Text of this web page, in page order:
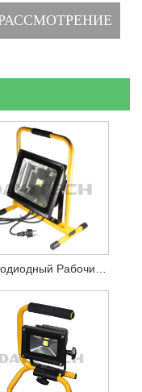
Светодиодный Рабочий Прожектор Мощностью 10-150 Вт